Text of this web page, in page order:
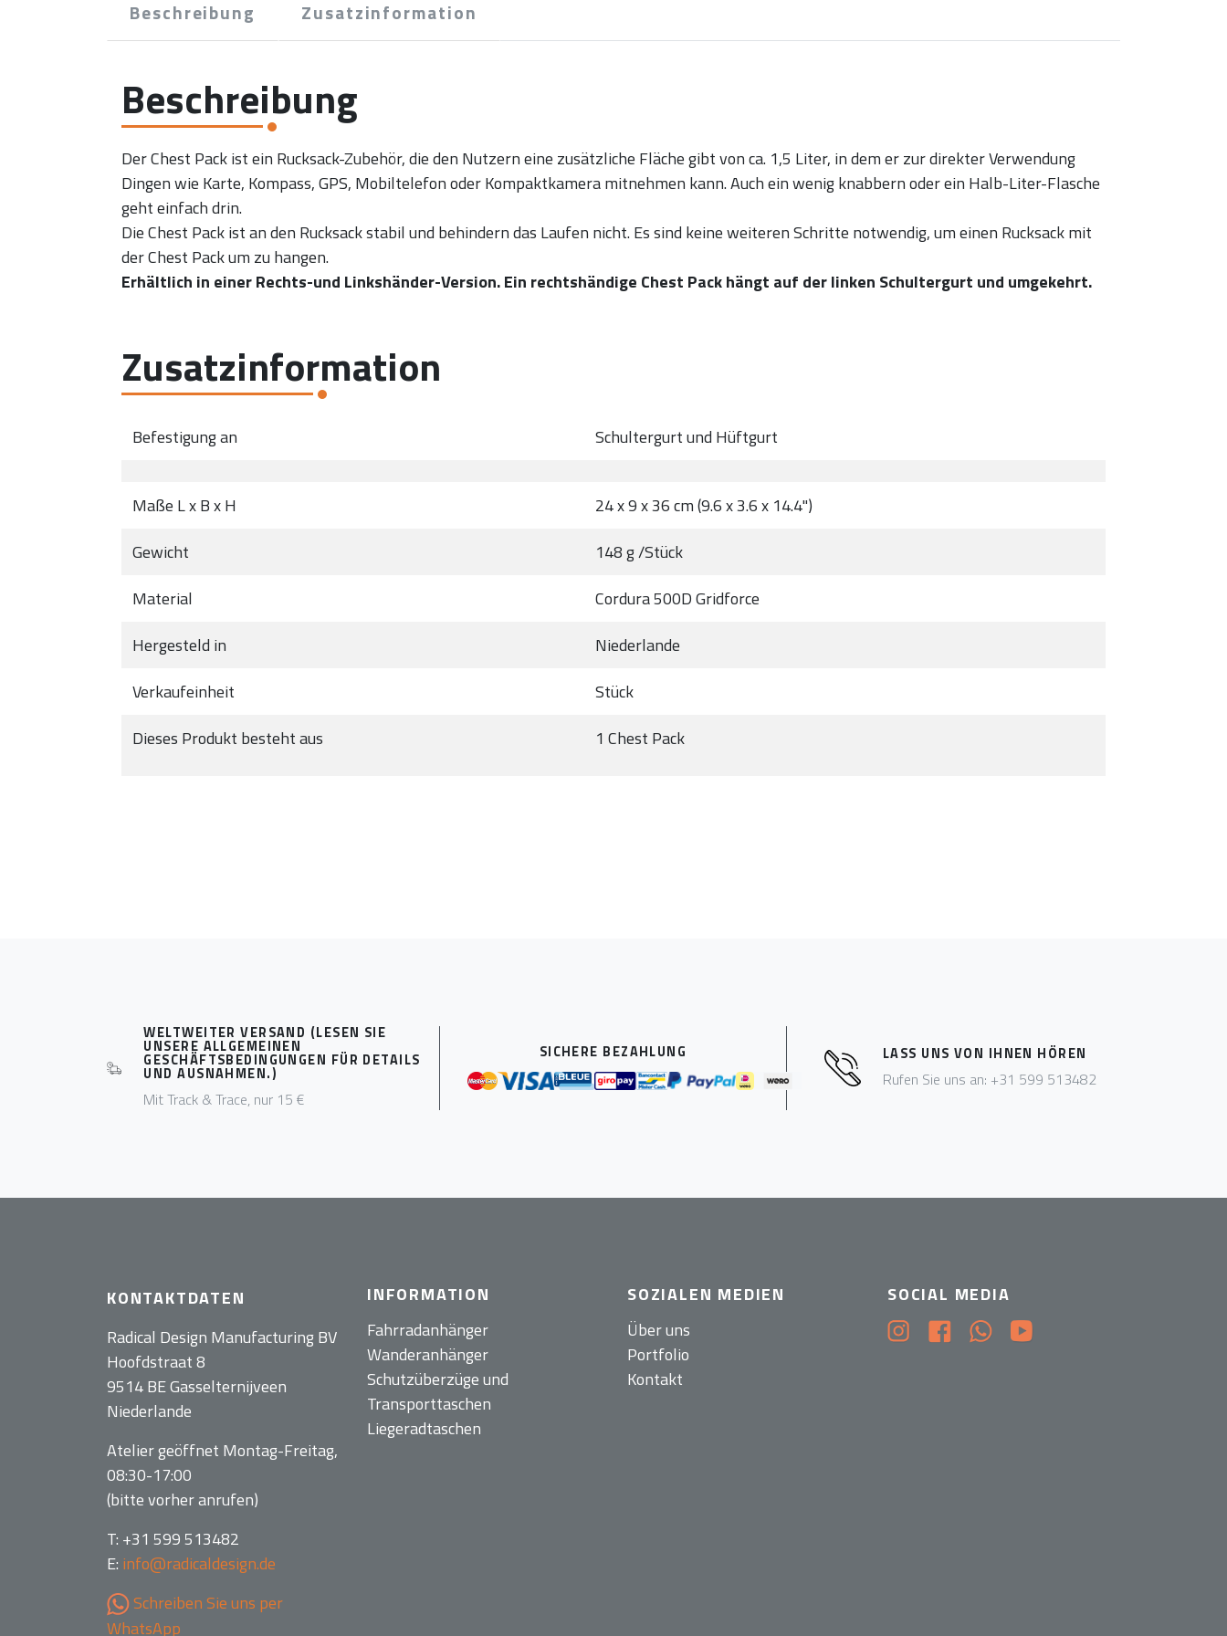
Beschreibung Zusatzinformation
Beschreibung
Der Chest Pack ist ein Rucksack-Zubehör, die den Nutzern eine zusätzliche Fläche gibt von ca. 1,5 Liter, in dem er zur direkter Verwendung
Dingen wie Karte, Kompass, GPS, Mobiltelefon oder Kompaktkamera mitnehmen kann. Auch ein wenig knabbern oder ein Halb-Liter-Flasche
geht einfach drin.
Die Chest Pack ist an den Rucksack stabil und behindern das Laufen nicht. Es sind keine weiteren Schritte notwendig, um einen Rucksack mit
der Chest Pack um zu hangen.
Erhältlich in einer Rechts-und Linkshänder-Version. Ein rechtshändige Chest Pack hängt auf der linken Schultergurt und umgekehrt.
Zusatzinformation
Befestigung an Schultergurt und Hüftgurt
Maße L x B x H
24 x 9 x 36 cm (9.6 x 3.6 x 14.4")
Gewicht
148 g /Stück
Material
Cordura 500D Gridforce
Hergesteld in
Niederlande
Verkaufeinheit
Stück
Dieses Produkt besteht aus
1 Chest Pack
WELTWEITER VERSAND (LESEN SIE
UNSERE ALLGEMEINEN
GESCHÄFTSBEDINGUNGEN FÜR DETAILS
UND AUSNAHMEN.)
Mit Track & Trace, nur 15 €
SICHERE BEZAHLUNG LASS UNS VON IHNEN HÖREN
Rufen Sie uns an: +31 599 513482
KONTAKTDATEN
Radical Design Manufacturing BV
Hoofdstraat 8
9514 BE Gasselternijveen
Niederlande
Atelier geöffnet Montag-Freitag,
08:30-17:00
(bitte vorher anrufen)
T: +31 599 513482
E: info@radicaldesign.de
Schreiben Sie uns per
WhatsApp
INFORMATION
Fahrradanhänger
Wanderanhänger
Schutzüberzüge und
Transporttaschen
Liegeradtaschen
SOZIALEN MEDIEN
Über uns
Portfolio
Kontakt
SOCIAL MEDIA